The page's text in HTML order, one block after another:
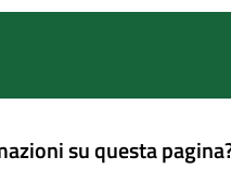
su questa